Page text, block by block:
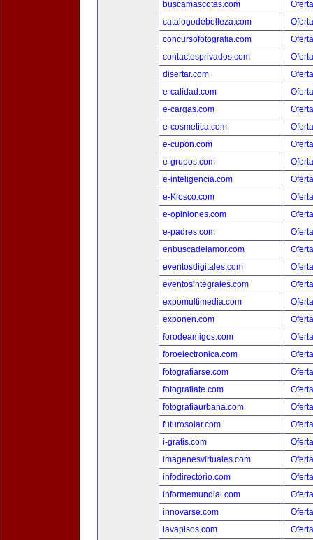
buscamascotas.com
catalogodebelleza.com
concursofotografia.com
contactosprivados.com
disertar.com
e-calidad.com
e-cargas.com
e-cosmetica.com
e-cupon.com
e-grupos.com
e-inteligencia.com
e-Kiosco.com
e-opiniones.com
e-padres.com
enbuscadelamor.com
eventosdigitales.com
eventosintegrales.com
expomultimedia.com
exponen.com
forodeamigos.com
foroelectronica.com
fotografiarse.com
fotografiate.com
fotografiaurbana.com
futurosolar.com
i-gratis.com
imagenesvirtuales.com
infodirectorio.com
informemundial.com
innovarse.com
lavapisos.com